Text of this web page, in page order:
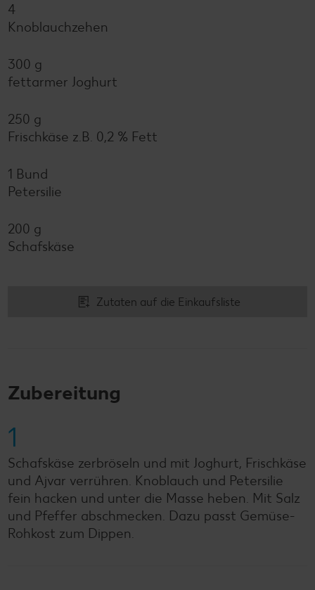
4
Knoblauchzehen
300 g
fettarmer Joghurt
250 g
Frischkäse z.B. 0,2 % Fett
1 Bund
Petersilie
200 g
Schafskäse
Zutaten auf die Einkaufsliste
Zubereitung
1
Schafskäse zerbröseln und mit Joghurt, Frischkäse
und Ajvar verrühren. Knoblauch und Petersilie
fein hacken und unter die Masse heben. Mit Salz
und Pfeffer abschmecken. Dazu passt Gemüse-
Rohkost zum Dippen.